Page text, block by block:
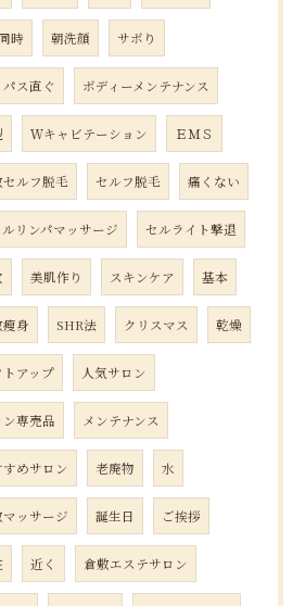
時 朝洗顔 サボり
ス直ぐ ボディーメンテナンス
Ｗキャビテーション ＥＭＳ
セルフ脱毛 セルフ脱毛 痛くない
ルリンパマッサージ セルライト撃退
美肌作り スキンケア 基本
瘦身 SHR法 クリスマス 乾燥
トアップ 人気サロン
ン専売品 メンテナンス
すめサロン 老廃物 水
マッサージ 誕生日 ご挨拶
近く 倉敷エステサロン